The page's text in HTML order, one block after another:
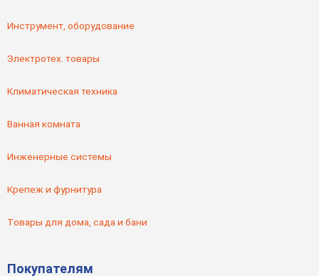
Инструмент, оборудование
Электротех. товары
Климатическая техника
Ванная комната
Инженерные системы
Крепеж и фурнитура
Товары для дома, сада и бани
Покупателям